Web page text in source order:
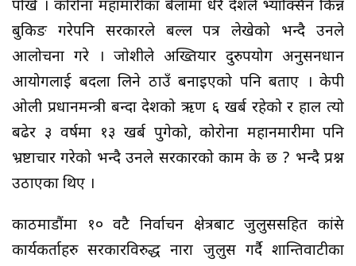
पोखे । कोरोना महामारीका बेलामा धेरै देशले भ्याक्सिन किन्न
बुकिङ गरेपनि सरकारले बल्ल पत्र लेखेको भन्दै उनले
आलोचना गरे । जोशीले अख्तियार दुरुपयोग अनुसनधान
आयोगलाई बदला लिने ठाउँ बनाइएको पनि बताए । केपी
ओली प्रधानमन्त्री बन्दा देशको ऋण ६ खर्ब रहेको र हाल त्यो
बढेर ३ वर्षमा १३ खर्ब पुगेको, कोरोना महानमारीमा पनि
भ्रष्टाचार गरेको भन्दै उनले सरकारको काम के छ ? भन्दै प्रश्न
उठाएका थिए ।
काठमाडौंमा १० वटै निर्वाचन क्षेत्रबाट जुलुससहित कांग्रेस
कार्यकर्ताहरु सरकारविरुद्ध नारा जुलुस गर्दै शान्तिवाटीका